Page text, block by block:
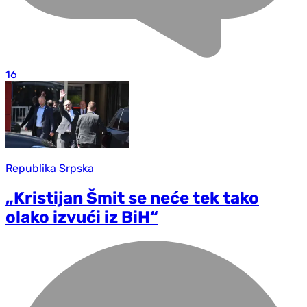
16
Republika Srpska
„Kristijan Šmit se neće tek tako
olako izvući iz BiH“